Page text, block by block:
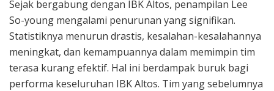
Sejak bergabung dengan IBK Altos, penampilan Lee
So-young mengalami penurunan yang signifikan.
Statistiknya menurun drastis, kesalahan-kesalahannya
meningkat, dan kemampuannya dalam memimpin tim
terasa kurang efektif. Hal ini berdampak buruk bagi
performa keseluruhan IBK Altos. Tim yang sebelumnya